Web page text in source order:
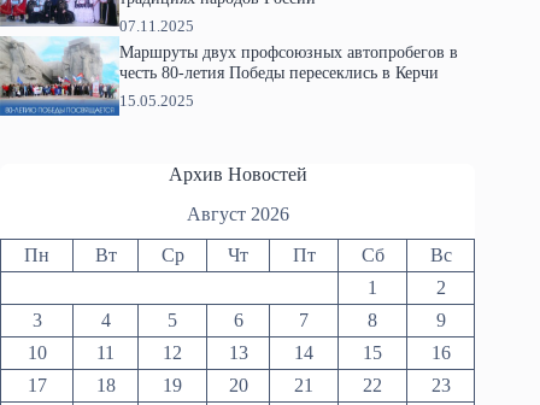
07.11.2025
Маршруты двух профсоюзных автопробегов в
честь 80-летия Победы пересеклись в Керчи
15.05.2025
Архив Новостей
Август 2026
Пн Вт Ср Чт Пт Сб
Вс
1
2
3
4 5 6 7 8
9
10
11 12 13 14 15
16
17
18 19 20 21 22
23